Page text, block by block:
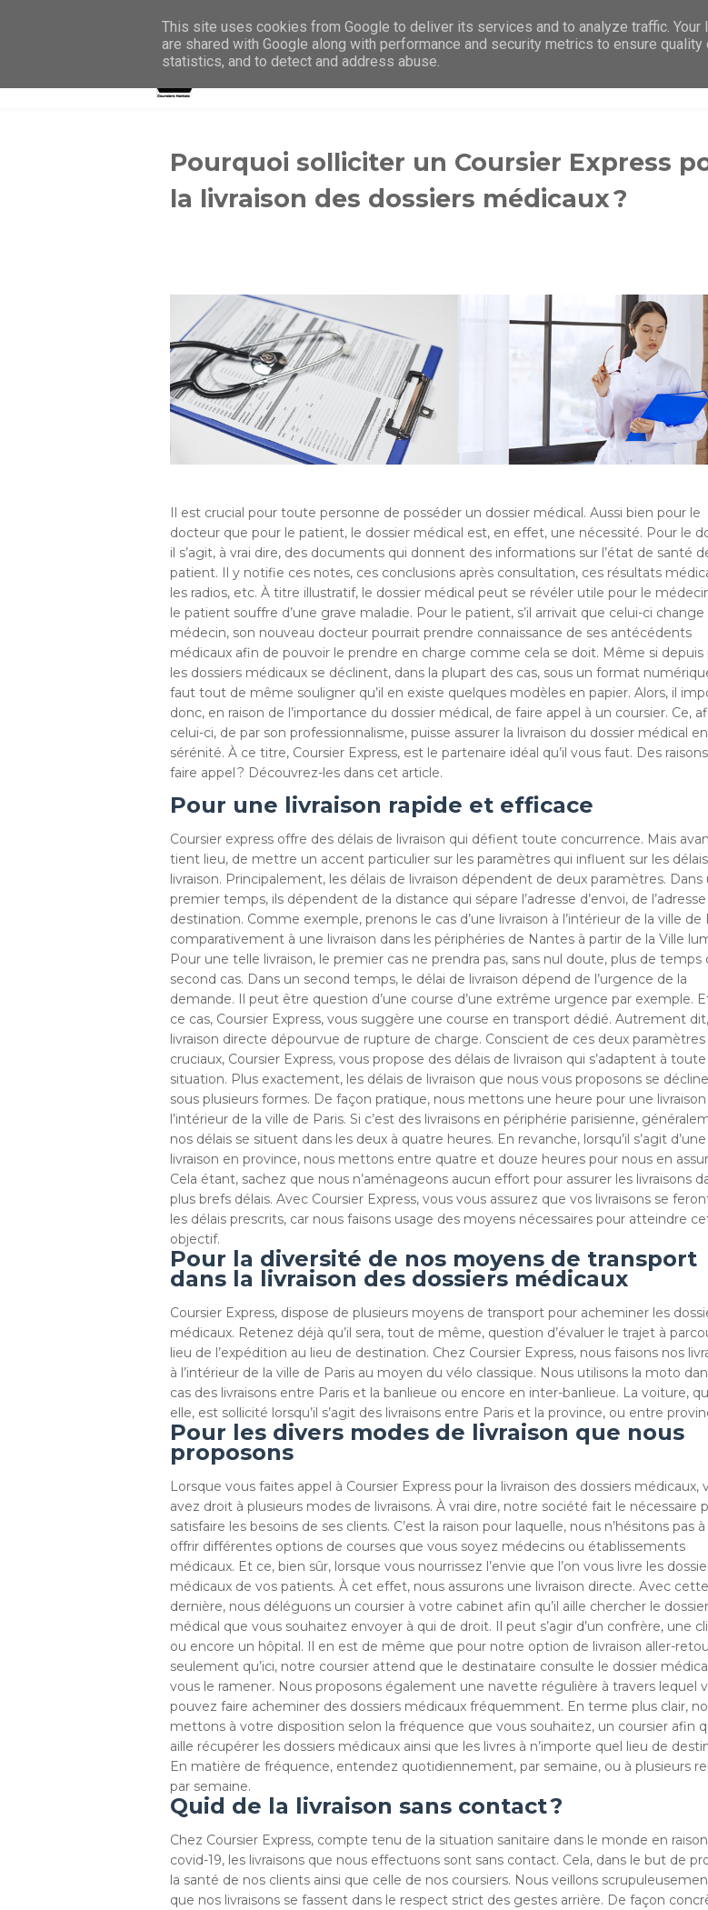
Pourquoi solliciter un Coursier Express
la livraison des dossiers médicaux ?
Il est crucial pour toute personne de posséder un dossier médical. Aussi bien pour le
docteur que pour le patient, le dossier médical est, en effet, une nécessité. Pour le
il s’agit, à vrai dire, des documents qui donnent des informations sur l’état de santé
patient. Il y notifie ces notes, ces conclusions après consultation, ces résultats
les radios, etc. À titre illustratif, le dossier médical peut se révéler utile pour le
le patient souffre d’une grave maladie. Pour le patient, s’il arrivait que celui-ci change
médecin, son nouveau docteur pourrait prendre connaissance de ses antécédents
médicaux afin de pouvoir le prendre en charge comme cela se doit. Même si depuis
les dossiers médicaux se déclinent, dans la plupart des cas, sous un format
faut tout de même souligner qu’il en existe quelques modèles en papier. Alors, il
donc, en raison de l’importance du dossier médical, de faire appel à un coursier. Ce,
celui-ci, de par son professionnalisme, puisse assurer la livraison du dossier médical
sérénité. À ce titre, Coursier Express, est le partenaire idéal qu’il vous faut. Des
faire appel ? Découvrez-les dans cet article.
Pour une livraison rapide et efficace
Coursier express offre des délais de livraison qui défient toute concurrence. Mais
tient lieu, de mettre un accent particulier sur les paramètres qui influent sur les
livraison. Principalement, les délais de livraison dépendent de deux paramètres. Dans
premier temps, ils dépendent de la distance qui sépare l’adresse d’envoi, de
destination. Comme exemple, prenons le cas d’une livraison à l’intérieur de la ville de
comparativement à une livraison dans les périphéries de Nantes à partir de la Ville
Pour une telle livraison, le premier cas ne prendra pas, sans nul doute, plus de temps
second cas. Dans un second temps, le délai de livraison dépend de l’urgence de la
demande. Il peut être question d’une course d’une extrême urgence par exemple.
ce cas, Coursier Express, vous suggère une course en transport dédié. Autrement
livraison directe dépourvue de rupture de charge. Conscient de ces deux paramètres
cruciaux, Coursier Express, vous propose des délais de livraison qui s’adaptent à toute
situation. Plus exactement, les délais de livraison que nous vous proposons se
sous plusieurs formes. De façon pratique, nous mettons une heure pour une livraison
l’intérieur de la ville de Paris. Si c’est des livraisons en périphérie parisienne,
nos délais se situent dans les deux à quatre heures. En revanche, lorsqu’il s’agit d’une
livraison en province, nous mettons entre quatre et douze heures pour nous en
Cela étant, sachez que nous n’aménageons aucun effort pour assurer les livraisons
plus brefs délais. Avec Coursier Express, vous vous assurez que vos livraisons se
les délais prescrits, car nous faisons usage des moyens nécessaires pour atteindre
objectif.
Pour la diversité de nos moyens de transport
dans la livraison des dossiers médicaux
Coursier Express, dispose de plusieurs moyens de transport pour acheminer les
médicaux. Retenez déjà qu’il sera, tout de même, question d’évaluer le trajet à
lieu de l’expédition au lieu de destination. Chez Coursier Express, nous faisons nos
à l’intérieur de la ville de Paris au moyen du vélo classique. Nous utilisons la moto
cas des livraisons entre Paris et la banlieue ou encore en inter-banlieue. La voiture,
elle, est sollicité lorsqu’il s’agit des livraisons entre Paris et la province, ou entre
Pour les divers modes de livraison que nous
proposons
Lorsque vous faites appel à Coursier Express pour la livraison des dossiers médicaux,
avez droit à plusieurs modes de livraisons. À vrai dire, notre société fait le nécessaire
satisfaire les besoins de ses clients. C’est la raison pour laquelle, nous n’hésitons pas
offrir différentes options de courses que vous soyez médecins ou établissements
médicaux. Et ce, bien sûr, lorsque vous nourrissez l’envie que l’on vous livre les
médicaux de vos patients. À cet effet, nous assurons une livraison directe. Avec cette
dernière, nous déléguons un coursier à votre cabinet afin qu’il aille chercher le dossier
médical que vous souhaitez envoyer à qui de droit. Il peut s’agir d’un confrère, une
ou encore un hôpital. Il en est de même que pour notre option de livraison aller-
seulement qu’ici, notre coursier attend que le destinataire consulte le dossier
vous le ramener. Nous proposons également une navette régulière à travers lequel
pouvez faire acheminer des dossiers médicaux fréquemment. En terme plus clair,
mettons à votre disposition selon la fréquence que vous souhaitez, un coursier afin
aille récupérer les dossiers médicaux ainsi que les livres à n’importe quel lieu de
En matière de fréquence, entendez quotidiennement, par semaine, ou à plusieurs
par semaine.
Quid de la livraison sans contact ?
Chez Coursier Express, compte tenu de la situation sanitaire dans le monde en
covid-19, les livraisons que nous effectuons sont sans contact. Cela, dans le but de
la santé de nos clients ainsi que celle de nos coursiers. Nous veillons
que nos livraisons se fassent dans le respect strict des gestes arrière. De façon
This site uses cookies from Google to deliver its services and to analyze traffic. Your
are shared with Google along with performance and security metrics to ensure
statistics, and to detect and address abuse.